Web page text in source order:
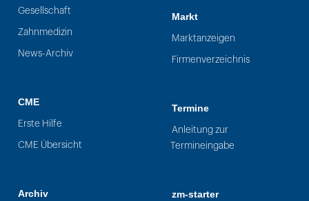
Gesellschaft
Zahnmedizin
News-Archiv
CME
Erste Hilfe
CME Übersicht
Archiv
Markt
Marktanzeigen
Firmenverzeichnis
Termine
Anleitung zur
Termineingabe
zm-starter